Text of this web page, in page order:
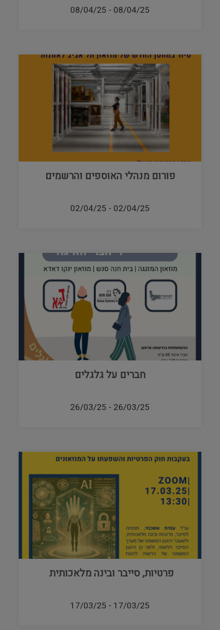
08/04/25
-
08/04/25
פורום מנהלי האוספים והרשמים
02/04/25
-
02/04/25
חברים על גלגלים
26/03/25
-
26/03/25
פרטיות, סייבר ובינה מלאכותית
17/03/25
-
17/03/25